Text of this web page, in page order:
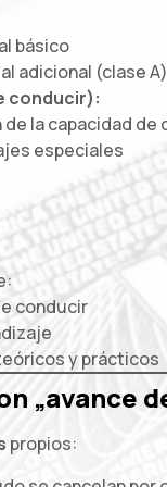
básico
adicional (clase A)
conducir):
de la capacidad
especiales
conducir
y prácticos
„avance
propios: